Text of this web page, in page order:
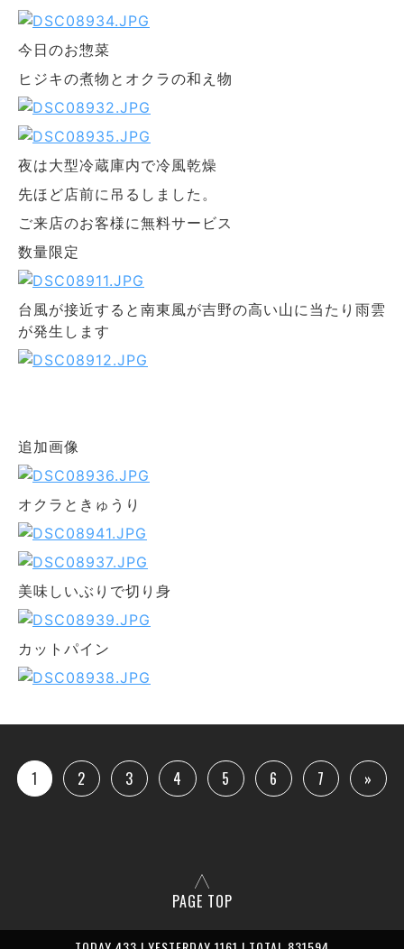
今日のお惣菜
ヒジキの煮物とオクラの和え物
夜は大型冷蔵庫内で冷風乾燥
先ほど店前に吊るしました。
ご来店のお客様に無料サービス
数量限定
台風が接近すると南東風が吉野の高い山に当たり雨雲
が発生します
追加画像
オクラときゅうり
美味しいぶりで切り身
カットパイン
1 2 3 4 5 6 7 »
PAGE TOP